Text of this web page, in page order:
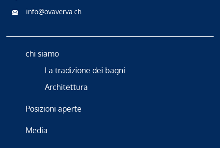
info@ovaverva.ch
chi siamo
La tradizione dei bagni
Architettura
Posizioni aperte
Media